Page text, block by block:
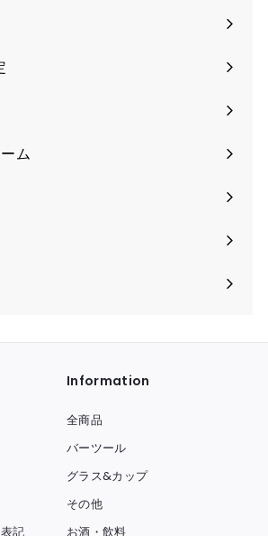
ム
記
Information
全商品
バーツール
グラス&カップ
その他
お酒・飲料